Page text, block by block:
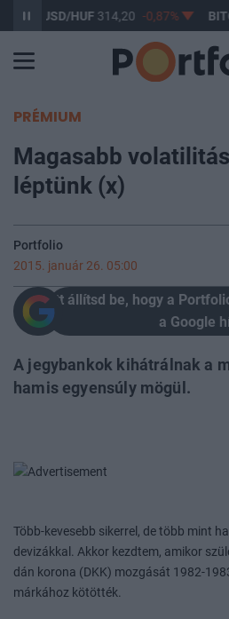
USD/HUF314,20 -0,87% BITCOIN
PRÉMIUM
Magasabb
léptünk (x)
Portfolio
2015. január 26. 05:00
Itt állítsd be, hogy a
a Google
A jegybankok kihátrálnak a
hamis egyensúly mögül.
Több-kevesebb sikerrel, de több mint
devizákkal. Akkor kezdtem, amikor
dán korona (DKK) mozgását 1982-
márkához kötötték.